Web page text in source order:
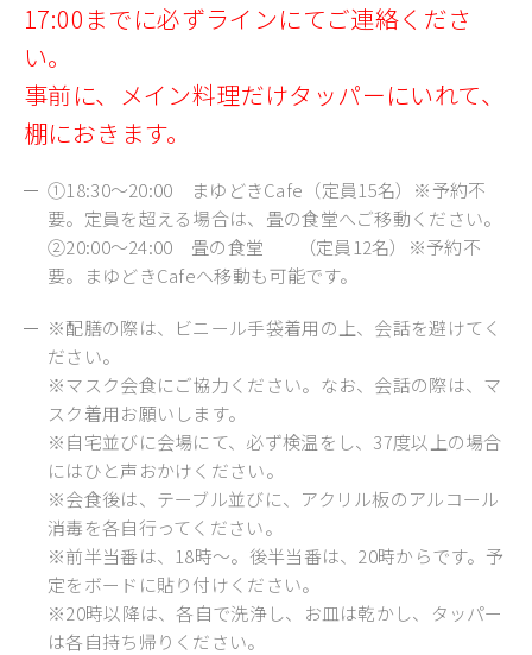
17:00までに必ずラインにてご連絡くださ
い。
事前に、メイン料理だけタッパーにいれて、
棚におきます。
①18:30～20:00 まゆどきCafe（定員15名）※予約不
要。定員を超える場合は、畳の食堂へご移動ください。
②20:00～24:00 畳の食堂 （定員12名）※予約不
要。まゆどきCafeへ移動も可能です。
※配膳の際は、ビニール手袋着用の上、会話を避けてく
ださい。
※マスク会食にご協力ください。なお、会話の際は、マ
スク着用お願いします。
※自宅並びに会場にて、必ず検温をし、37度以上の場合
にはひと声おかけください。
※会食後は、テーブル並びに、アクリル板のアルコール
消毒を各自行ってください。
※前半当番は、18時～。後半当番は、20時からです。予
定をボードに貼り付けください。
※20時以降は、各自で洗浄し、お皿は乾かし、タッパー
は各自持ち帰りください。